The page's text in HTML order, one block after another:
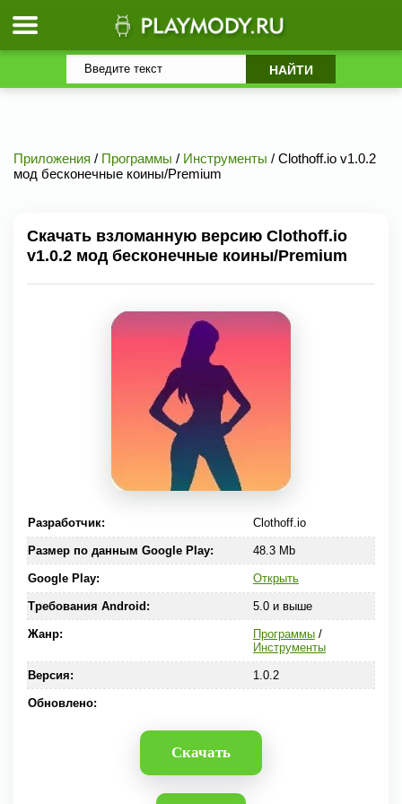
Приложения / Программы / Инструменты / Clothoff.io v1.0.2
мод бесконечные коины/Premium
Скачать взломанную версию Clothoff.io
v1.0.2 мод бесконечные коины/Premium
Разработчик: Clothoff.io
Размер по данным Google Play: 48.3 Mb
Google Play: Открыть
Требования Android: 5.0 и выше
Жанр: Программы/
Инструменты
Версия: 1.0.2
Обновлено:
Скачать